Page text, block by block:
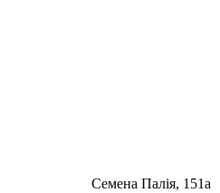
Семена Палія, 151а